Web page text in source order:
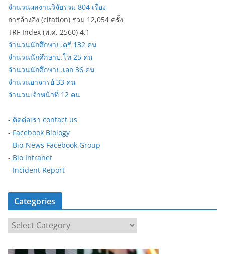
จำนวนผลงานวิจัยรวม 804 เรื่อง
การอ้างอิง (citation) รวม 12,054 ครั้ง
TRF Index (พ.ศ. 2560) 4.1
จำนวนนักศึกษาป.ตรี 132 คน
จำนวนนักศึกษาป.โท 25 คน
จำนวนนักศึกษาป.เอก 36 คน
จำนวนอาจารย์ 33 คน
จำนวนเจ้าหน้าที่ 12 คน
- ติดต่อเรา contact us
- Facebook Biology
- Bio-News Facebook Group
- Bio Intranet
- Incident Report
Categories
t